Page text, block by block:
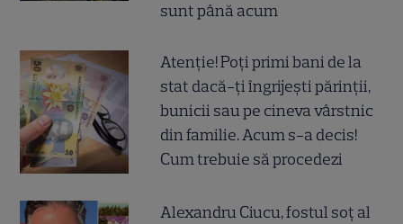
sunt până acum
Atenție! Poți primi bani de la
stat dacă-ți îngrijești părinții,
bunicii sau pe cineva vârstnic
din familie. Acum s-a decis!
Cum trebuie să procedezi
Alexandru Ciucu, fostul soț al